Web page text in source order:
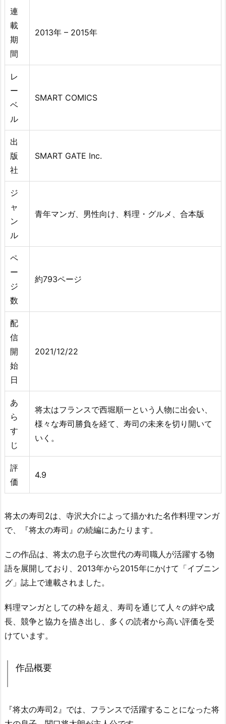
連
載
期
間
2013年 – 2015年
レ
ー
ベ
ル
SMART COMICS
出
版
社
SMART GATE Inc.
ジ
ャ
ン
ル
青年マンガ、男性向け、料理・グルメ、合本版
ペ
ー
ジ
数
約793ページ
配
信
開
始
日
2021/12/22
あ
ら
す
じ
将太はフランスで西堀順一という人物に出会い、
様々な寿司勝負を経て、寿司の未来を切り開いて
いく。
評
価
4.9
将太の寿司2は、寺沢大介によって描かれた名作料理マンガ
で、『将太の寿司』の続編にあたります。
この作品は、将太の息子ら次世代の寿司職人が活躍する物
語を展開しており、2013年から2015年にかけて「イブニン
グ」誌上で連載されました。
料理マンガとしての枠を超え、寿司を通じて人々の絆や成
長、競争と協力を描き出し、多くの読者から高い評価を受
けています。
作品概要
『将太の寿司2』では、フランスで活躍することになった将